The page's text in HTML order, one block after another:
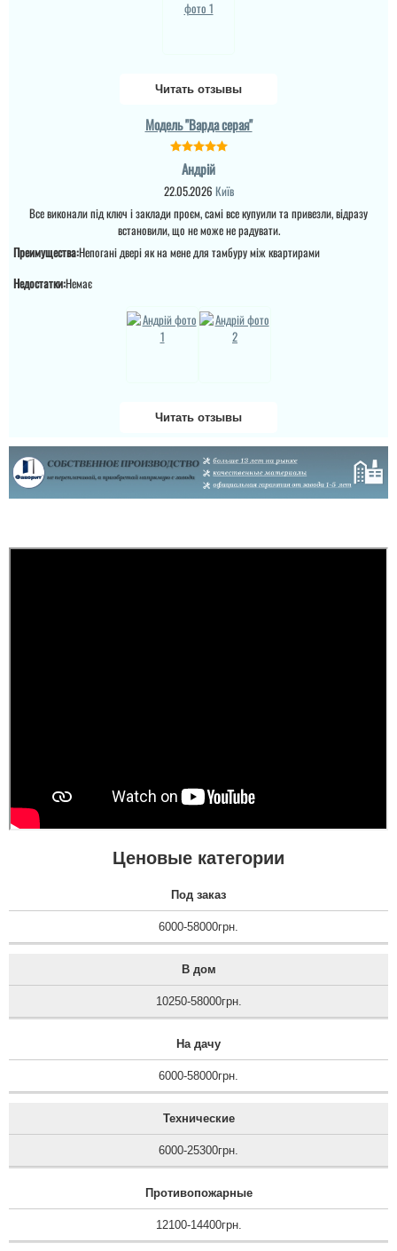
Читать отзывы
Модель "Варда серая"
Андрій
22.05.2026 Київ
Все виконали під ключ і заклади проєм, самі все купуили та привезли, відразу
встановили, що не може не радувати.
Преимущества:Непогані двері як на мене для тамбуру між квартирами
Недостатки:Немає
Читать отзывы
Ценовые категории
Под заказ
6000-58000грн.
В дом
10250-58000грн.
На дачу
6000-58000грн.
Технические
6000-25300грн.
Противопожарные
12100-14400грн.